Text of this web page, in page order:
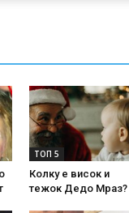
ТОП 5
Колку е висок и
тежок Дедо Мраз?